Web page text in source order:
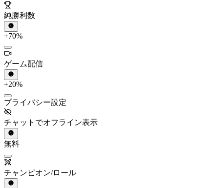
純勝利数
+70%
ゲーム配信
+20%
プライバシー設定
チャットでオフライン表示
無料
チャンピオン/ロール